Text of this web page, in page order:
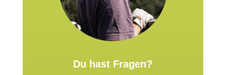
Du hast Fragen?